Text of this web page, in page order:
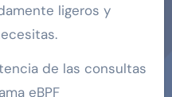
ligeros y
de las consultas
eBPF